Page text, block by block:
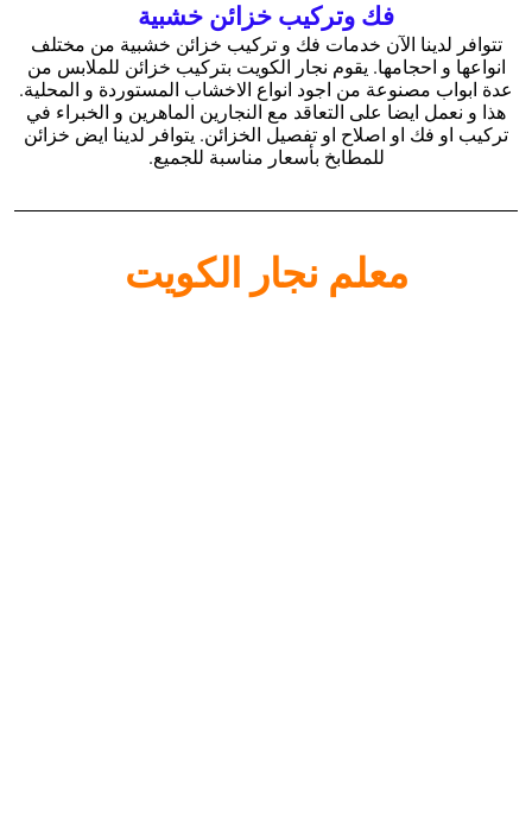
فك وتركيب خزائن خشبية
تتوافر لدينا الآن خدمات فك و تركيب خزائن خشبية من مختلف
انواعها و احجامها. يقوم نجار الكويت بتركيب خزائن للملابس من
عدة ابواب مصنوعة من اجود انواع الاخشاب المستوردة و المحلية.
هذا و نعمل ايضا على التعاقد مع النجارين الماهرين و الخبراء في
تركيب او فك او اصلاح او تفصيل الخزائن. يتوافر لدينا ايض خزائن
للمطابخ بأسعار مناسبة للجميع.
معلم نجار الكويت